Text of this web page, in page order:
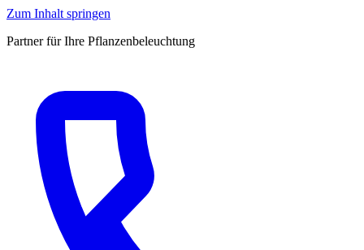
Zum Inhalt springen
Partner für Ihre Pflanzenbeleuchtung